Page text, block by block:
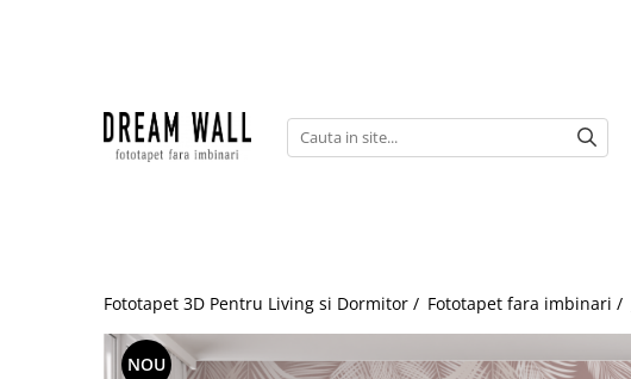
Fototapet 3DFototapet 3D Pentru Living si Dormitor / Fototapet fara imbinari /
NOU